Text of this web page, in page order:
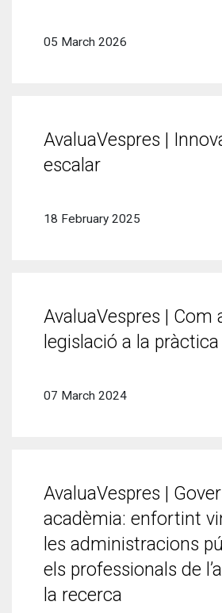
05 March 2026
AvaluaVespres |
escalar
18 February 2025
AvaluaVespres | Com
legislació a la
07 March 2024
AvaluaVespres |
acadèmia: enfortint
les administracions
els professionals de
la recerca